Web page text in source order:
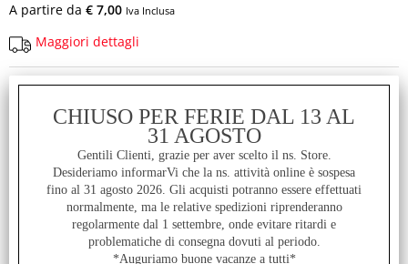
A partire da € 7,00 Iva Inclusa
Maggiori dettagli
Cod. art.:
SHIMANO
Disponibilità:
CHIUSO PER FERIE DAL 13 AL
31 AGOSTO
Gentili Clienti, grazie per aver scelto il ns. Store.
Desideriamo informarVi che la ns. attività online è sospesa
fino al 31 agosto 2026. Gli acquisti potranno essere effettuati
normalmente, ma le relative spedizioni riprenderanno
regolarmente dal 1 settembre, onde evitare ritardi e
problematiche di consegna dovuti al periodo.
*Auguriamo buone vacanze a tutti*